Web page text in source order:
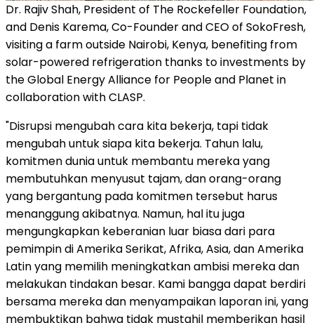
Dr. Rajiv Shah, President of The Rockefeller Foundation,
and Denis Karema, Co-Founder and CEO of SokoFresh,
visiting a farm outside Nairobi, Kenya, benefiting from
solar-powered refrigeration thanks to investments by
the Global Energy Alliance for People and Planet in
collaboration with CLASP.
"Disrupsi mengubah cara kita bekerja, tapi tidak
mengubah untuk siapa kita bekerja. Tahun lalu,
komitmen dunia untuk membantu mereka yang
membutuhkan menyusut tajam, dan orang-orang
yang bergantung pada komitmen tersebut harus
menanggung akibatnya. Namun, hal itu juga
mengungkapkan keberanian luar biasa dari para
pemimpin di Amerika Serikat, Afrika, Asia, dan Amerika
Latin yang memilih meningkatkan ambisi mereka dan
melakukan tindakan besar. Kami bangga dapat berdiri
bersama mereka dan menyampaikan laporan ini, yang
membuktikan bahwa tidak mustahil memberikan hasil